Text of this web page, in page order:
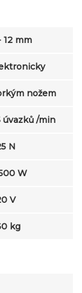
12 mm
nožem
úvazků /min
N
W
V
kg